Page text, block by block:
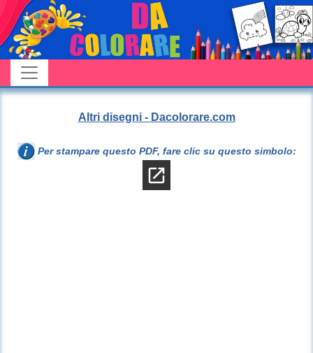
Altri disegni - Dacolorare.com
Per stampare questo PDF, fare clic su questo simbolo: